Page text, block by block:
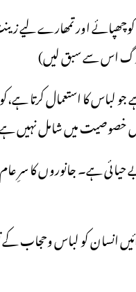
اور تمھارے لیے
لوگ اس سے سبق لیں)
کا استعمال کرتا
اس خصوصیت میں شامل نہیں
ہے۔ جانوروں کا سرِ
انسان کو لباس وحجاب